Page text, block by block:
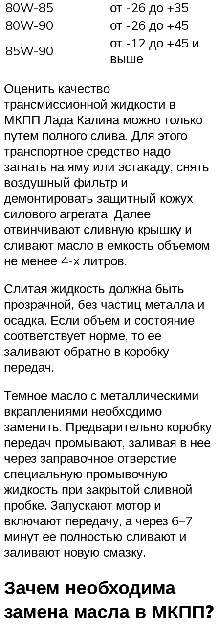
80W-85
от -26 до +35
80W-90
от -26 до +45
85W-90
от -12 до +45 и
выше
Оценить качество
трансмиссионной жидкости в
МКПП Лада Калина можно только
путем полного слива. Для этого
транспортное средство надо
загнать на яму или эстакаду, снять
воздушный фильтр и
демонтировать защитный кожух
силового агрегата. Далее
отвинчивают сливную крышку и
сливают масло в емкость объемом
не менее 4-х литров.
Слитая жидкость должна быть
прозрачной, без частиц металла и
осадка. Если объем и состояние
соответствует норме, то ее
заливают обратно в коробку
передач.
Темное масло с металлическими
вкраплениями необходимо
заменить. Предварительно коробку
передач промывают, заливая в нее
через заправочное отверстие
специальную промывочную
жидкость при закрытой сливной
пробке. Запускают мотор и
включают передачу, а через 6–7
минут ее полностью сливают и
заливают новую смазку.
Зачем необходима
замена масла в МКПП?